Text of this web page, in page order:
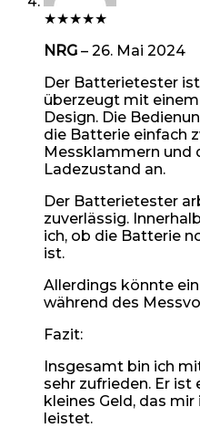
★★★★★
NRG – 26. Mai 2024
Der Batterietester
überzeugt mit
Design. Die
die Batterie einfach
Messklammern und
Ladezustand an.
Der Batterietester
zuverlässig.
ich, ob die Batterie
ist.
Allerdings könnte
während des
Fazit:
Insgesamt bin ich
sehr zufrieden. Er
kleines Geld, das
leistet.